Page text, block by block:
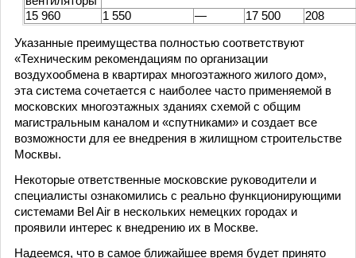
15 960
1 550 — 17 500 208
Указанные преимущества полностью соответствуют
«Техническим рекомендациям по организации
воздухообмена в квартирах многоэтажного жилого дом»,
эта система сочетается с наиболее часто применяемой в
московских многоэтажных зданиях схемой с общим
магистральным каналом и «спутниками» и создает все
возможности для ее внедрения в жилищном строительстве
Москвы.
Некоторые ответственные московские руководители и
специалисты ознакомились с реально функционирующими
системами Bel Air в нескольких немецких городах и
проявили интерес к внедрению их в Москве.
Надеемся, что в самое ближайшее время будет принято